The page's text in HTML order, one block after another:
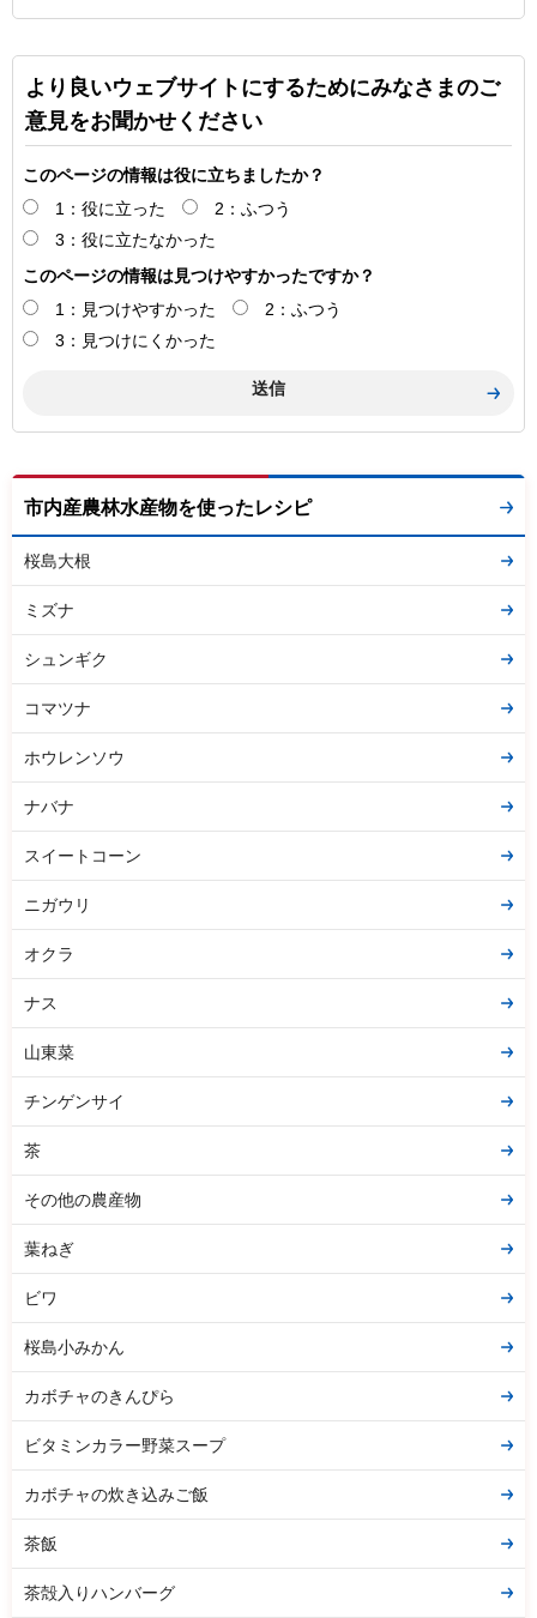
より良いウェブサイトにするためにみなさまのご
意見をお聞かせください
このページの情報は役に立ちましたか？
1：役に立った
2：ふつう
3：役に立たなかった
このページの情報は見つけやすかったですか？
1：見つけやすかった
2：ふつう
3：見つけにくかった
市内産農林水産物を使ったレシピ
桜島大根
ミズナ
シュンギク
コマツナ
ホウレンソウ
ナバナ
スイートコーン
ニガウリ
オクラ
ナス
山東菜
チンゲンサイ
茶
その他の農産物
葉ねぎ
ビワ
桜島小みかん
カボチャのきんぴら
ビタミンカラー野菜スープ
カボチャの炊き込みご飯
茶飯
茶殻入りハンバーグ